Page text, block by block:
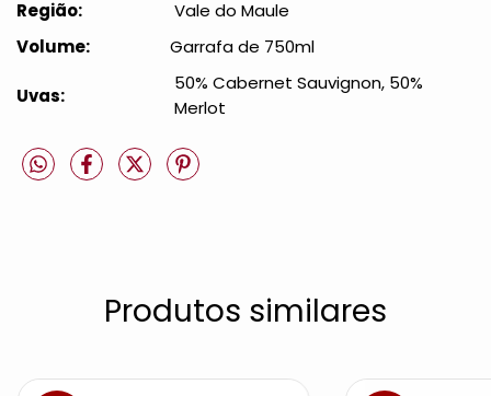
Região:
Vale do Maule
Volume:
Garrafa de 750ml
Uvas:
50% Cabernet Sauvignon, 50%
Merlot
Produtos similares